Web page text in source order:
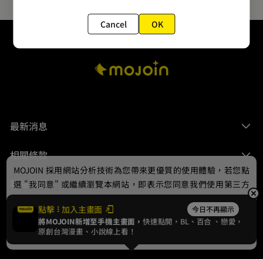
最新消息
相關條款
聯絡我們
© 2024 gamania Digital Entertainment Co., Ltd.
點擊 加入主畫面 今日不再顯示
將MOJOIN新增至手機主畫面，快速點開，BL、 百合 、戀愛，
原創台灣漫畫、小說線上看！
MOJOIN 採用網站分析技術為您帶來更優質的使用體驗，若您點
選 "我同意" 或繼續瀏覽本網站，即表示您同意我們使用第三方
Cookie，欲瞭解更多資訊請見隱私權政策。
我同意
Cancel OK